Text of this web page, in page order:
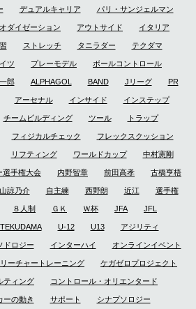
デュアルキャリア パリ・サンジェルマン
ダイゼーション アウトサイド イタリア
ストレッチ タニラダー テクダマ
ツ プレーモデル ボールコントロール
郎 ALPHAGOL BAND Jリーグ PR
アーセナル インサイド インステップ
チームビルディング ツール トラップ
フィジカルチェック フレックスクッション
リフティング ワールドカップ 中村憲剛
選手権大会 内野智章 前田高孝 古橋亨梧
諒乃介 自主練 西野朗 近江 選手権
８人制 ＧＫ Ｗ杯 JFA JFL
TEKUDAMA U-12 U13 アジリティ
ドロジー インターハイ オンラインイベント
ーチャートレーニング ケガゼロプロジェクト
ティング コントロール・オリエンタード
ーの動き サポート シナプソロジー